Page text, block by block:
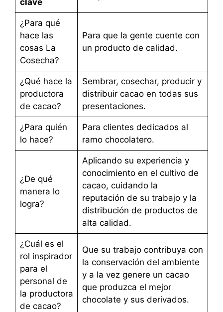
clave
¿Para qué
hace las
cosas La
Cosecha?
Para que la gente cuente con
un producto de calidad.
¿Qué hace la
productora
de cacao?
Sembrar, cosechar, producir y
distribuir cacao en todas sus
presentaciones.
¿Para quién
lo hace?
Para clientes dedicados al
ramo chocolatero.
¿De qué
manera lo
logra?
Aplicando su experiencia y
conocimiento en el cultivo de
cacao, cuidando la
reputación de su trabajo y la
distribución de productos de
alta calidad.
¿Cuál es el
rol inspirador
para el
personal de
la productora
de cacao?
Que su trabajo contribuya con
la conservación del ambiente
y a la vez genere un cacao
que produzca el mejor
chocolate y sus derivados.